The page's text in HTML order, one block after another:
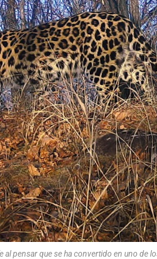
pensar que se ha convertido en uno de